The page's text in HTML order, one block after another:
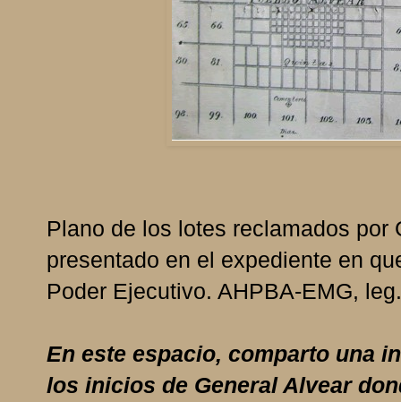
Plano de los lotes reclamados por
presentado en el expediente en
Poder Ejecutivo. AHPBA-EMG,
En este espacio, comparto una
los inicios de General Alvear